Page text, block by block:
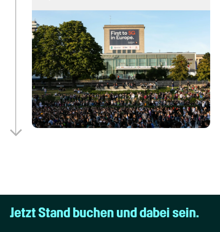
Der Bereich Household Appliances feierte 2018
sein zehnjähriges Jubiläum auf der IFA - und ist
längst ein fester Bestandteil der Messe. Die "IFA
Global Markets" hat sich zum größten
Beschaffungsmarkt Europas entwickelt.
Im Jahr 2019 war "IFA Next" zum ersten Mal
Gastgeber für ein Partnerland auf der Messe und
stellte dem IFA-Publikum die Hightech-
Innovationsnation Japan vor.
Jetzt Stand buchen und dabei sein.